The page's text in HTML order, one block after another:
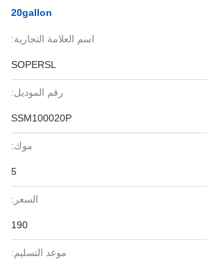
20gallon
اسم العلامة التجارية:
SOPERSL
رقم الموديل:
SSM100020P
موك:
5
السعر:
190
موعد التسليم: